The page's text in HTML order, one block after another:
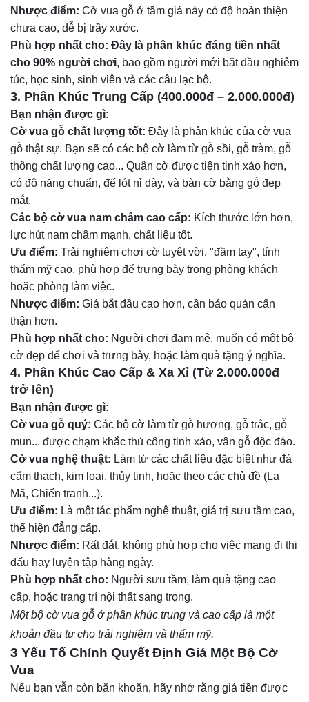
Nhược điểm: Cờ vua gỗ ở tầm giá này có độ hoàn thiện
chưa cao, dễ bị trầy xước.
Phù hợp nhất cho: Đây là phân khúc đáng tiền nhất
cho 90% người chơi, bao gồm người mới bắt đầu nghiêm
túc, học sinh, sinh viên và các câu lạc bộ.
3. Phân Khúc Trung Cấp (400.000đ – 2.000.000đ)
Bạn nhận được gì:
Cờ vua gỗ chất lượng tốt: Đây là phân khúc của cờ vua
gỗ thật sự. Bạn sẽ có các bộ cờ làm từ gỗ sồi, gỗ tràm, gỗ
thông chất lượng cao... Quân cờ được tiện tinh xảo hơn,
có độ nặng chuẩn, đế lót nỉ dày, và bàn cờ bằng gỗ đẹp
mắt.
Các bộ cờ vua nam châm cao cấp: Kích thước lớn hơn,
lực hút nam châm mạnh, chất liệu tốt.
Ưu điểm: Trải nghiệm chơi cờ tuyệt vời, "đầm tay", tính
thẩm mỹ cao, phù hợp để trưng bày trong phòng khách
hoặc phòng làm việc.
Nhược điểm: Giá bắt đầu cao hơn, cần bảo quản cẩn
thận hơn.
Phù hợp nhất cho: Người chơi đam mê, muốn có một bộ
cờ đẹp để chơi và trưng bày, hoặc làm quà tặng ý nghĩa.
4. Phân Khúc Cao Cấp & Xa Xỉ (Từ 2.000.000đ
trở lên)
Bạn nhận được gì:
Cờ vua gỗ quý: Các bộ cờ làm từ gỗ hương, gỗ trắc, gỗ
mun... được chạm khắc thủ công tinh xảo, vân gỗ độc đáo.
Cờ vua nghệ thuật: Làm từ các chất liệu đặc biệt như đá
cẩm thạch, kim loại, thủy tinh, hoặc theo các chủ đề (La
Mã, Chiến tranh...).
Ưu điểm: Là một tác phẩm nghệ thuật, giá trị sưu tầm cao,
thể hiện đẳng cấp.
Nhược điểm: Rất đắt, không phù hợp cho việc mang đi thi
đấu hay luyện tập hàng ngày.
Phù hợp nhất cho: Người sưu tầm, làm quà tặng cao
cấp, hoặc trang trí nội thất sang trọng.
Một bộ cờ vua gỗ ở phân khúc trung và cao cấp là một
khoản đầu tư cho trải nghiệm và thẩm mỹ.
3 Yếu Tố Chính Quyết Định Giá Một Bộ Cờ
Vua
Nếu bạn vẫn còn băn khoăn, hãy nhớ rằng giá tiền được